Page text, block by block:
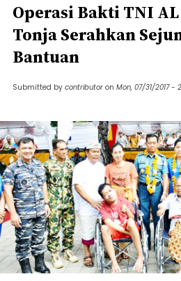
Operasi Bakti TNI
Tonja Serahkan
Bantuan
Submitted by contributor on Mon, 07/31/2017 -